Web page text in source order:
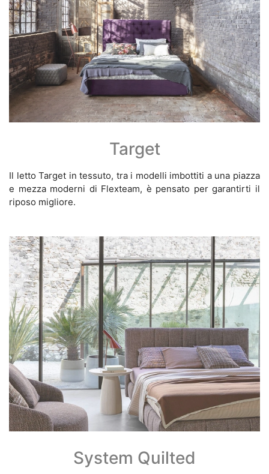
Target
Il letto Target in tessuto, tra i modelli imbottiti a una piazza
e mezza moderni di Flexteam, è pensato per garantirti il
riposo migliore.
System Quilted